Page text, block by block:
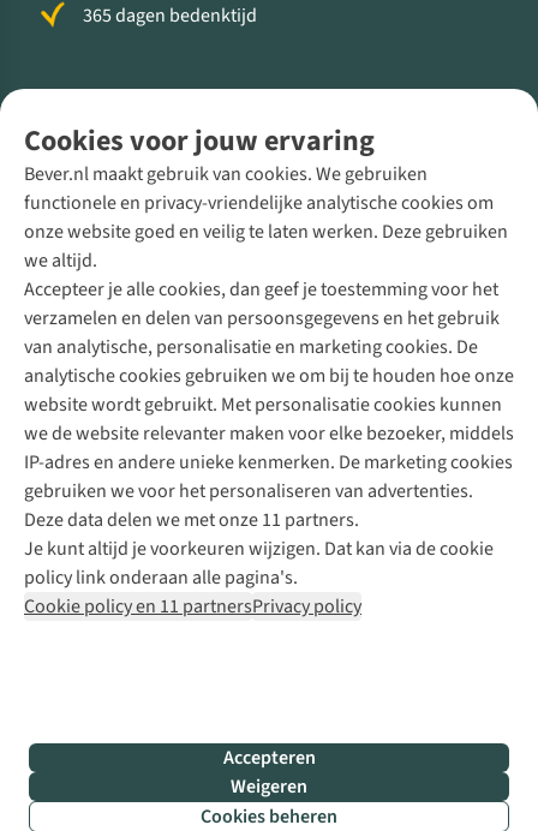
Cookies voor jouw ervaring
Bever.nl maakt gebruik van cookies. We gebruiken
functionele en privacy-vriendelijke analytische cookies om
onze website goed en veilig te laten werken. Deze gebruiken
we altijd.
Accepteer je alle cookies, dan geef je toestemming voor het
verzamelen en delen van persoonsgegevens en het gebruik
van analytische, personalisatie en marketing cookies. De
analytische cookies gebruiken we om bij te houden hoe onze
website wordt gebruikt. Met personalisatie cookies kunnen
we de website relevanter maken voor elke bezoeker, middels
IP-adres en andere unieke kenmerken. De marketing cookies
gebruiken we voor het personaliseren van advertenties.
Deze data delen we met onze 11 partners.
Je kunt altijd je voorkeuren wijzigen. Dat kan via de cookie
policy link onderaan alle pagina's.
Cookie policy en 11 partnersPrivacy policy
Accepteren
Weigeren
Cookies beheren
365 dagen bedenktijd
Direct advies van een Buitenexpert
+31 (0)85 888 50 88
+31 6 12 28 49 80
Contactformulier
Bever
B.V.